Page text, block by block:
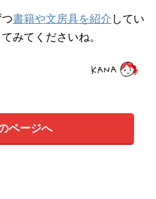
書籍や文房具を紹介 してい
みてくださいね。
ページへ